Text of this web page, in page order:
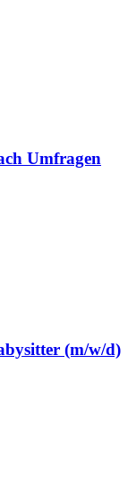
Umfragen
(m/w/d)